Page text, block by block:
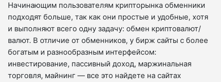
Начинающим пользователям крипторынка обменники
подходят больше, так как они простые и удобные, хотя
и выполняют всего одну задачу: обмен криптовалют/
валют. В отличие от обменников, у бирж сайты с более
богатым и разнообразным интерфейсом:
инвестирование, пассивный доход, маржинальная
торговля, майнинг — все это найдете на сайтах